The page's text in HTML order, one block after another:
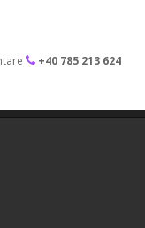
+40 785 213 624